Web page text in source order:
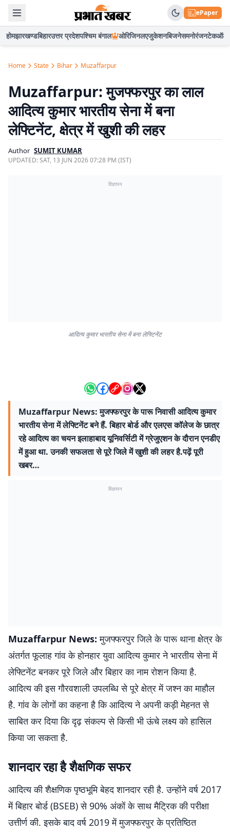
ePaper
होमझारखण्डबिहारउत्तर प्रदेशपश्चिम बंगाल ओरिजिनलएजुकेशनबिजनेसमनोरंजनटेकऑटो
Home State Bihar Muzaffarpur
Muzaffarpur: मुजफ्फरपुर का लाल
आदित्य कुमार भारतीय सेना में बना
लेफ्टिनेंट, क्षेत्र में खुशी की लहर
Author SUMIT KUMAR
UPDATED:SAT, 13 JUN 2026 07:28 PM (IST)
विज्ञापन
आदित्य कुमार भारतीय सेना में बना लेफ्टिनेंट
​Muzaffarpur News: मुजफ्फरपुर के पारू निवासी आदित्य कुमार
भारतीय सेना में लेफ्टिनेंट बने हैं. बिहार बोर्ड और एलएस कॉलेज के छात्र
रहे आदित्य का चयन इलाहाबाद यूनिवर्सिटी में ग्रेजुएशन के दौरान एनडीए
में हुआ था. उनकी सफलता से पूरे जिले में खुशी की लहर है.पढ़ें पूरी
खबर…
विज्ञापन
Muzaffarpur News: मुजफ्फरपुर जिले के पारू थाना क्षेत्र के
अंतर्गत फूलाह गांव के होनहार युवा आदित्य कुमार ने भारतीय सेना में
लेफ्टिनेंट बनकर पूरे जिले और बिहार का नाम रोशन किया है.
आदित्य की इस गौरवशाली उपलब्धि से पूरे क्षेत्र में जश्न का माहौल
है. गांव के लोगों का कहना है कि आदित्य ने अपनी कड़ी मेहनत से
साबित कर दिया कि दृढ़ संकल्प से किसी भी ऊंचे लक्ष्य को हासिल
किया जा सकता है.
​शानदार रहा है शैक्षणिक सफर
​आदित्य की शैक्षणिक पृष्ठभूमि बेहद शानदार रही है. उन्होंने वर्ष 2017
में बिहार बोर्ड (BSEB) से 90% अंकों के साथ मैट्रिक की परीक्षा
उत्तीर्ण की. इसके बाद वर्ष 2019 में मुजफ्फरपुर के प्रतिष्ठित